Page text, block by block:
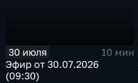
30 июля
10 мин
Эфир от 30.07.2026
(09:30)